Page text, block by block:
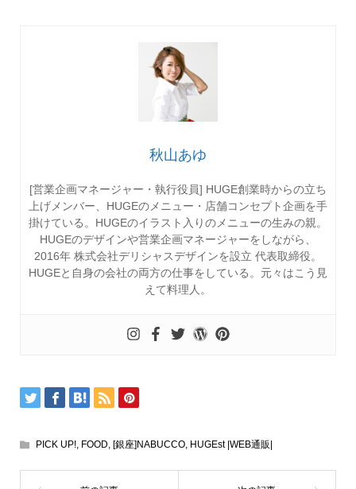
秋山あゆ
[営業企画マネージャー・執行役員] HUGE創業時からの立ち
上げメンバー、HUGEのメニュー・店舗コンセプト企画を手
掛けている。HUGEのイラスト入りのメニューの生みの親。
HUGEのデザインや営業企画マネージャーをしながら、
2016年 株式会社デリシャスデザインを設立 代表取締役。
HUGEと自身の会社の両方の仕事をしている。元々はこう見
えて料理人。
PICK UP!, FOOD, [銀座]NABUCCO, HUGEst |WEB通販|